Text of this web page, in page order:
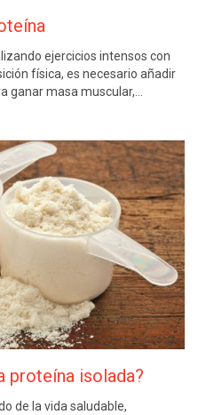
ejercicios intensos con
física, es necesario añadir
ganar masa muscular,…
proteína isolada?
de la vida saludable,